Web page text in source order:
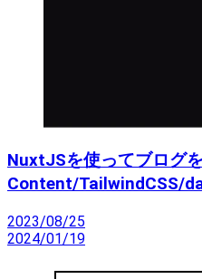
NuxtJSを使ってブログ
Content/TailwindCSS/
2023/08/25
2024/01/19